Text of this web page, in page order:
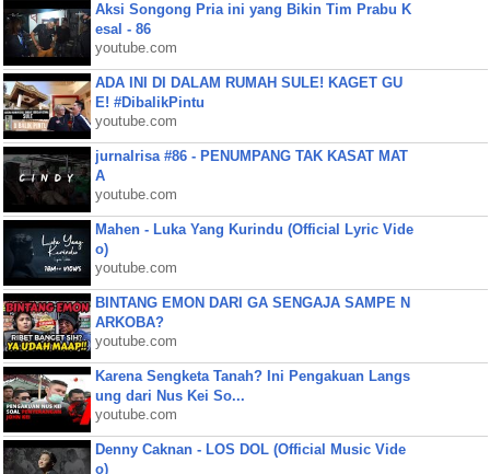
Aksi Songong Pria ini yang Bikin Tim Prabu K
esal - 86
youtube.com
ADA INI DI DALAM RUMAH SULE! KAGET GU
E! #DibalikPintu
youtube.com
jurnalrisa #86 - PENUMPANG TAK KASAT MAT
A
youtube.com
Mahen - Luka Yang Kurindu (Official Lyric Vide
o)
youtube.com
BINTANG EMON DARI GA SENGAJA SAMPE N
ARKOBA?
youtube.com
Karena Sengketa Tanah? Ini Pengakuan Langs
ung dari Nus Kei So...
youtube.com
Denny Caknan - LOS DOL (Official Music Vide
o)